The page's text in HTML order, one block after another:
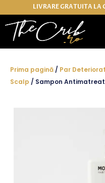
to
content
LIVRARE GRATUITA LA
Prima pagină / Par Deteriorat
Scalp / Sampon